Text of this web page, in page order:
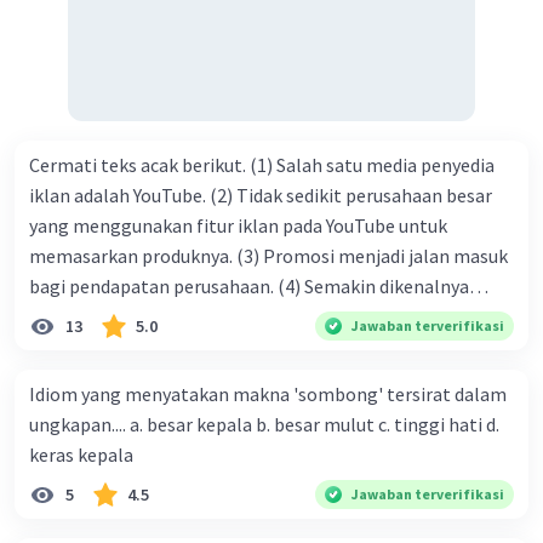
Cermati teks acak berikut. (1) Salah satu media penyedia
iklan adalah YouTube. (2) Tidak sedikit perusahaan besar
yang menggunakan fitur iklan pada YouTube untuk
memasarkan produknya. (3) Promosi menjadi jalan masuk
bagi pendapatan perusahaan. (4) Semakin dikenalnya
suatu produk oleh konsumen, semakin besar pula peluang
perusahaan kepada konsumen. Urutan yang tepat agar
menjadi teks eksposisi yang padu adalah .... A. (1)-(2)-(3)-
(4)-(5) B. (2)-(1)-(3)-(4)-(5) C. (3)-(1)-(2)-(5)-(4) D. (3)-(5)-
(4)-(1)-(2) E. (5)-(1)-(3)-(4)-(2)
13 5.0 Jawaban terverifikasi
Idiom yang menyatakan makna 'sombong' tersirat dalam
ungkapan.... a. besar kepala b. besar mulut c. tinggi hati d.
keras kepala
5 4.5 Jawaban terverifikasi